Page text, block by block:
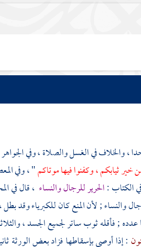
، والخلاف في الغسل والصلاة ، وفي
خير ثيابكم ، وكفنوا فيها موتاكم" ، وفي
الكتاب :الحرير للرجال والنساء ، قال في
والنساء ; لأن المنع كان للكبرياء وقد
; فأقله ثوب ساتر لجميع الجسد ،
: إذا أوصى بإسقاطها فزاد بعض الورثة